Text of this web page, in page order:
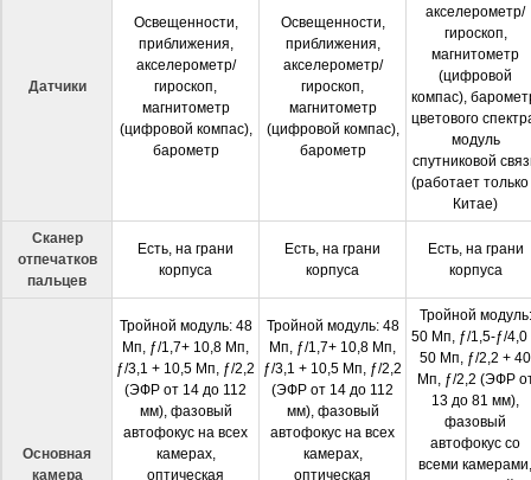
Датчики
Освещенности,
приближения,
акселерометр/
гироскоп,
магнитометр
(цифровой компас),
барометр
Освещенности,
приближения,
акселерометр/
гироскоп,
магнитометр
(цифровой компас),
барометр
акселерометр/
гироскоп,
магнитометр
(цифровой
компас),
цветового
модуль
спутниковой
(работает только
Китае)
Сканер
отпечатков
пальцев
Есть, на грани
корпуса
Есть, на грани
корпуса
Есть, на грани
корпуса
Основная
камера
Тройной модуль: 48
Мп, ƒ/1,7+ 10,8 Мп,
ƒ/3,1 + 10,5 Мп, ƒ/2,2
(ЭФР от 14 до 112
мм), фазовый
автофокус на всех
камерах,
оптическая
Тройной модуль: 48
Мп, ƒ/1,7+ 10,8 Мп,
ƒ/3,1 + 10,5 Мп, ƒ/2,2
(ЭФР от 14 до 112
мм), фазовый
автофокус на всех
камерах,
оптическая
Тройной модуль:
50 Мп, ƒ/1,5-ƒ/4,0
50 Мп, ƒ/2,2 + 40
Мп, ƒ/2,2 (ЭФР
13 до 81 мм),
фазовый
автофокус со
всеми камерами,